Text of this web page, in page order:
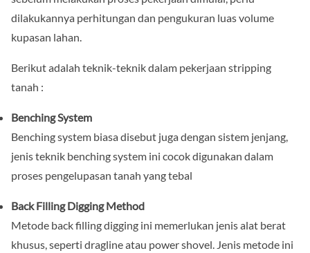
dilakukannya perhitungan dan pengukuran luas volume
kupasan lahan.
Berikut adalah teknik-teknik dalam pekerjaan stripping
tanah :
Benching System
Benching system biasa disebut juga dengan sistem jenjang,
jenis teknik benching system ini cocok digunakan dalam
proses pengelupasan tanah yang tebal
Back Filling Digging Method
Metode back filling digging ini memerlukan jenis alat berat
khusus, seperti dragline atau power shovel. Jenis metode ini